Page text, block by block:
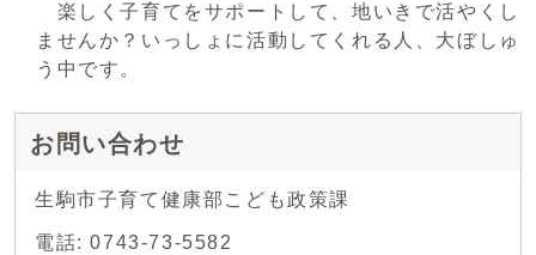
楽しく子育てをサポートして、地いきで活やくし
ませんか？いっしょに活動してくれる人、大ぼしゅ
う中です。
お問い合わせ
生駒市子育て健康部こども政策課
電話: 0743-73-5582